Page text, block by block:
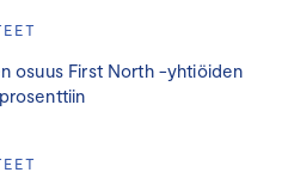
osuus First North -yhtiöiden